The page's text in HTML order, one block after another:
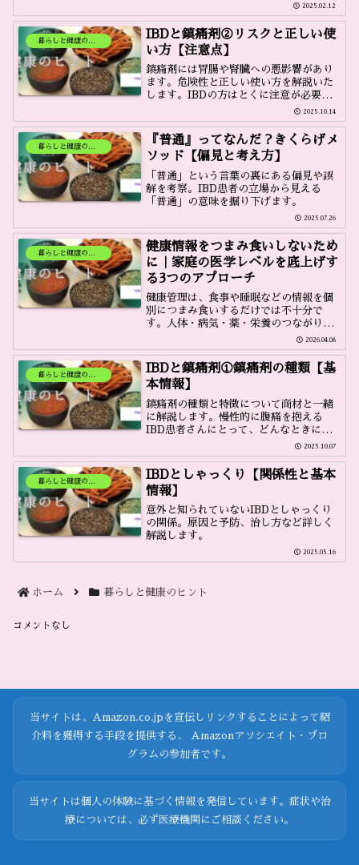
2025.02.12
IBDと鎮痛剤②リスクと正しい使
い方【注意点】
鎮痛剤には胃腸や腎臓への悪影響があり
ます。危険性と正しい使い方を解説いた
します。IBDの方はとくに注意が必要で
2025.10.14
暮らしと健康のヒント
『普通』ってなんだ？きくらげメ
ソッド【偏見と考え方】
「普通」という言葉の裏にある偏見や誤
解を考察。IBD患者の立場から見える
「普通」の意味を掘り下げます。
2025.07.26
暮らしと健康のヒント
健康情報をつまみ食いしないため
に｜家庭の医学レベルを底上げす
る3つのアプローチ
健康管理は、食事や睡眠などの情報を個
別につまみ食いするだけでは不十分で
す。人体・病気・薬・栄養のつながりを
踏まえた基礎知識を土台にしつつ、糖尿
病交換表や電子レンジ調理器具など、日
常に活かしやすい実践的な工夫も含め
て、家庭の医学レベルを底上げする考え
方をまとめます。
2026.04.08
暮らしと健康のヒント
IBDと鎮痛剤①鎮痛剤の種類【基
本情報】
鎮痛剤の種類と特徴について商材と一緒
に解説します。慢性的に腹痛を抱える
IBD患者さんにとって、どんなときにど
の鎮痛剤を服用すべきか、目安になると
思います。
2025.10.07
暮らしと健康のヒント
IBDとしゃっくり【関係性と基本
情報】
意外と知られていないIBDとしゃっくり
の関係。原因と予防、治し方など詳しく
解説します。
2025.05.16
ホーム 暮らしと健康のヒント
コメントなし
当サイトは、Amazon.co.jpを宣伝しリンクすることによって紹
介料を獲得する手段を提供する、 Amazonアソシエイト・プロ
グラムの参加者です。
当サイトは個人の体験に基づく情報を発信しています。症状や治
療については、必ず医療機関にご相談ください。